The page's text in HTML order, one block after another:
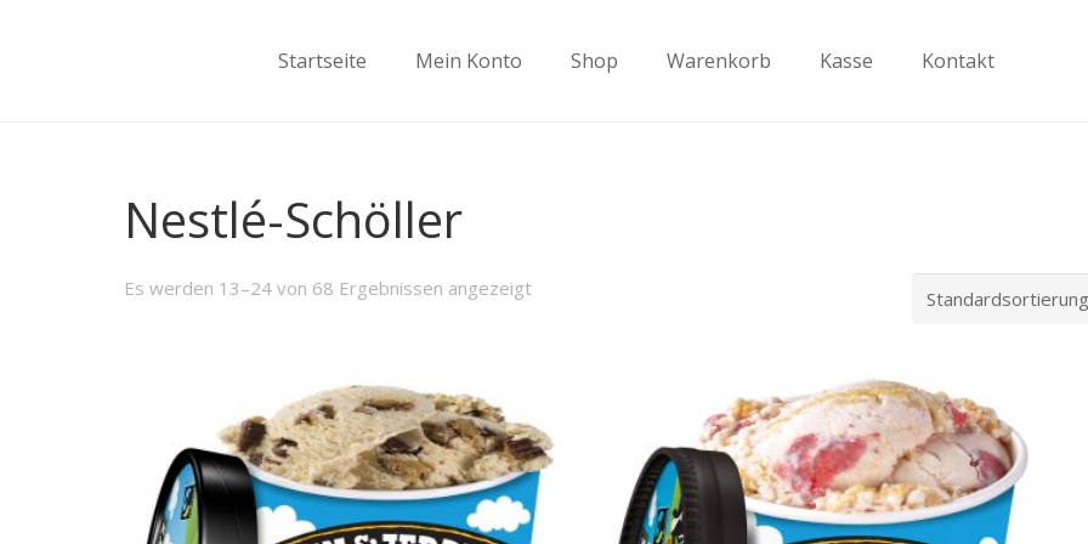
Startseite Mein Konto Shop Warenkorb Kasse Kontakt
Nestlé-Schöller
Es werden 13–24 von 68 Ergebnissen angezeigt